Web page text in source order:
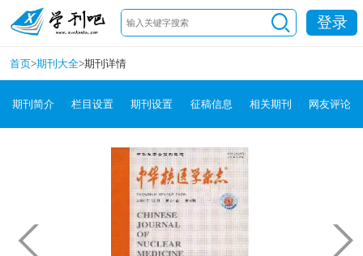
登录
首页>期刊大全>期刊详情
期刊简介 栏目设置 期刊设置 征稿信息 相关期刊 网友评论